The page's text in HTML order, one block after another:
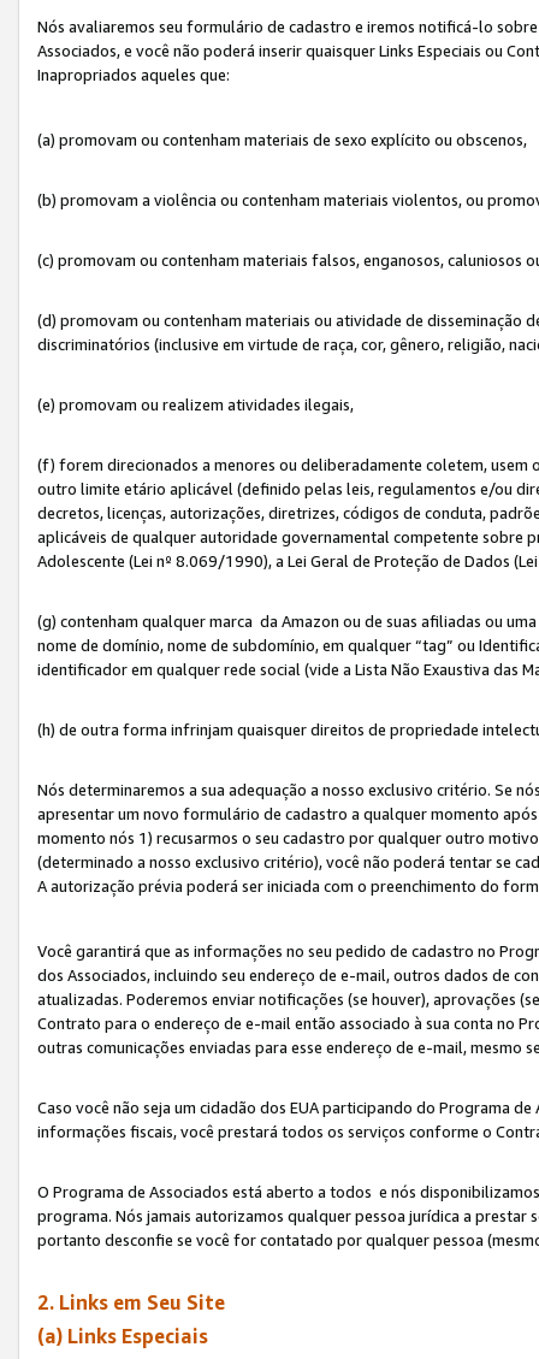
Nós avaliaremos seu formulário de cadastro e iremos notificá-lo
Associados, e você não poderá inserir quaisquer Links Especiais ou
Inapropriados aqueles que:
(a) promovam ou contenham materiais de sexo explícito ou obscenos,
(b) promovam a violência ou contenham materiais violentos, ou
(c) promovam ou contenham materiais falsos, enganosos, caluniosos
(d) promovam ou contenham materiais ou atividade de disseminação
discriminatórios (inclusive em virtude de raça, cor, gênero, religião,
(e) promovam ou realizem atividades ilegais,
(f) forem direcionados a menores ou deliberadamente coletem, usem
outro limite etário aplicável (definido pelas leis, regulamentos e/ou
decretos, licenças, autorizações, diretrizes, códigos de conduta,
aplicáveis de qualquer autoridade governamental competente sobre
Adolescente (Lei nº 8.069/1990), a Lei Geral de Proteção de Dados
(g) contenham qualquer marca da Amazon ou de suas afiliadas ou
nome de domínio, nome de subdomínio, em qualquer “tag” ou
identificador em qualquer rede social (vide a Lista Não Exaustiva das
(h) de outra forma infrinjam quaisquer direitos de propriedade
Nós determinaremos a sua adequação a nosso exclusivo critério. Se
apresentar um novo formulário de cadastro a qualquer momento
momento nós 1) recusarmos o seu cadastro por qualquer outro
(determinado a nosso exclusivo critério), você não poderá tentar se
A autorização prévia poderá ser iniciada com o preenchimento do
Você garantirá que as informações no seu pedido de cadastro no
dos Associados, incluindo seu endereço de e-mail, outros dados de
atualizadas. Poderemos enviar notificações (se houver), aprovações
Contrato para o endereço de e-mail então associado à sua conta no
outras comunicações enviadas para esse endereço de e-mail,
Caso você não seja um cidadão dos EUA participando do Programa
informações fiscais, você prestará todos os serviços conforme o
O Programa de Associados está aberto a todos e nós
programa. Nós jamais autorizamos qualquer pessoa jurídica a
portanto desconfie se você for contatado por qualquer pessoa
2. Links em Seu Site
(a) Links Especiais